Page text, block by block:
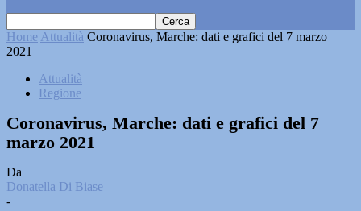
Home Attualità Coronavirus, Marche: dati e grafici del 7 marzo
2021
Attualità
Regione
Coronavirus, Marche: dati e grafici del 7
marzo 2021
Da
Donatella Di Biase
-